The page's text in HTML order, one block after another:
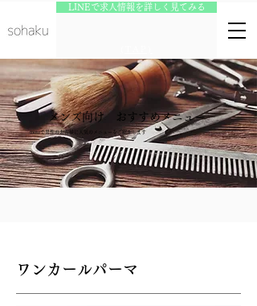
LINEで求人情報を詳しく見てみる
メンズ向け おすすめメニュー
motoで男性のお客様に人気のメニューをご紹介します
​ワンカールパーマ